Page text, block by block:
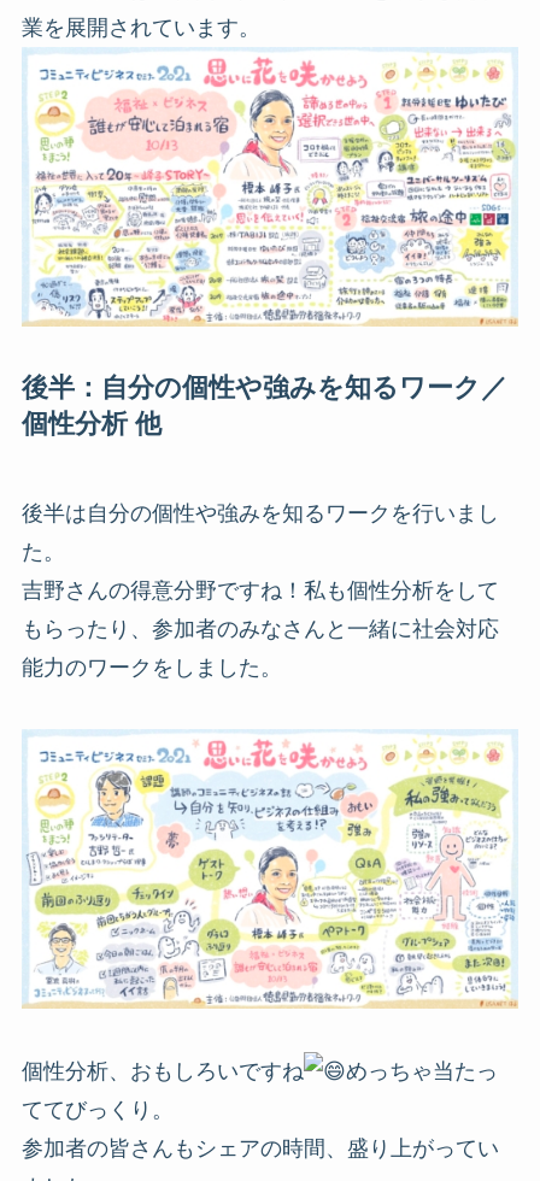
業を展開されています。
後半：自分の個性や強みを知るワーク／
個性分析 他
後半は自分の個性や強みを知るワークを行いまし
た。
吉野さんの得意分野ですね！私も個性分析をして
もらったり、参加者のみなさんと一緒に社会対応
能力のワークをしました。
個性分析、おもしろいですね
めっちゃ当たっ
ててびっくり。
参加者の皆さんもシェアの時間、盛り上がってい